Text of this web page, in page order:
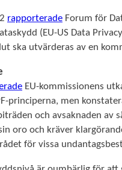
rapporterade Forum för
(EU-US Data
ska utvärderas av en
EU-kommissionens
principerna, men
och avsaknaden av
oro och kräver
för vissa